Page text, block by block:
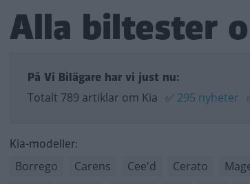
Alla biltester
På Vi Bilägare har vi just nu:
Totalt 789 artiklar om Kia ✅ 295 nyheter
Kia-modeller:
Borrego Carens Cee'd Cerato